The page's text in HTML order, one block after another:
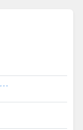
Lifeliner 3 naar Radboud University Medical Center Heliport